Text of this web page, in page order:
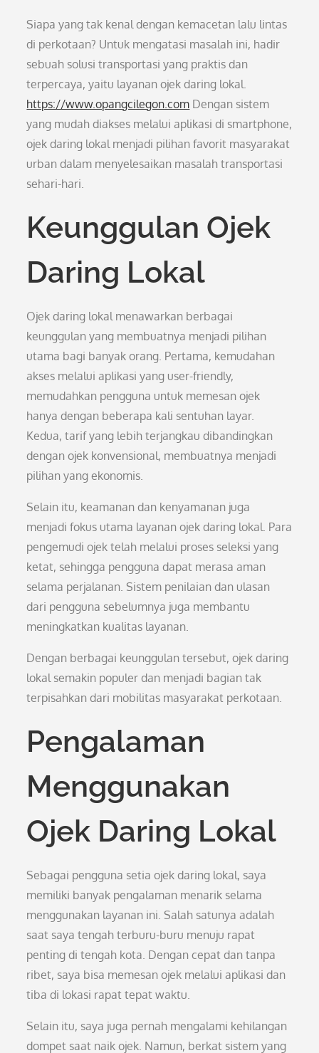
Siapa yang tak kenal dengan kemacetan lalu lintas
di perkotaan? Untuk mengatasi masalah ini, hadir
sebuah solusi transportasi yang praktis dan
terpercaya, yaitu layanan ojek daring lokal.
https://www.opangcilegon.com Dengan sistem
yang mudah diakses melalui aplikasi di smartphone,
ojek daring lokal menjadi pilihan favorit masyarakat
urban dalam menyelesaikan masalah transportasi
sehari-hari.
Keunggulan Ojek
Daring Lokal
Ojek daring lokal menawarkan berbagai
keunggulan yang membuatnya menjadi pilihan
utama bagi banyak orang. Pertama, kemudahan
akses melalui aplikasi yang user-friendly,
memudahkan pengguna untuk memesan ojek
hanya dengan beberapa kali sentuhan layar.
Kedua, tarif yang lebih terjangkau dibandingkan
dengan ojek konvensional, membuatnya menjadi
pilihan yang ekonomis.
Selain itu, keamanan dan kenyamanan juga
menjadi fokus utama layanan ojek daring lokal. Para
pengemudi ojek telah melalui proses seleksi yang
ketat, sehingga pengguna dapat merasa aman
selama perjalanan. Sistem penilaian dan ulasan
dari pengguna sebelumnya juga membantu
meningkatkan kualitas layanan.
Dengan berbagai keunggulan tersebut, ojek daring
lokal semakin populer dan menjadi bagian tak
terpisahkan dari mobilitas masyarakat perkotaan.
Pengalaman
Menggunakan
Ojek Daring Lokal
Sebagai pengguna setia ojek daring lokal, saya
memiliki banyak pengalaman menarik selama
menggunakan layanan ini. Salah satunya adalah
saat saya tengah terburu-buru menuju rapat
penting di tengah kota. Dengan cepat dan tanpa
ribet, saya bisa memesan ojek melalui aplikasi dan
tiba di lokasi rapat tepat waktu.
Selain itu, saya juga pernah mengalami kehilangan
dompet saat naik ojek. Namun, berkat sistem yang